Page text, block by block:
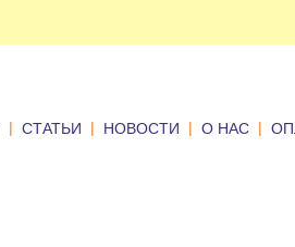
| СТАТЬИ | НОВОСТИ | О НАС |